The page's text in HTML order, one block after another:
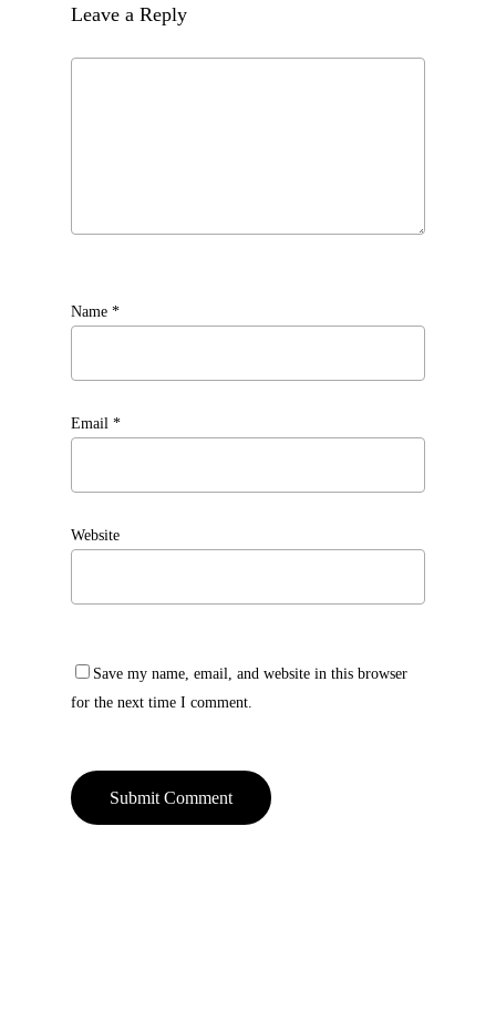
Leave a Reply
Name *
Email *
Website
Save my name, email, and website in this browser
for the next time I comment.